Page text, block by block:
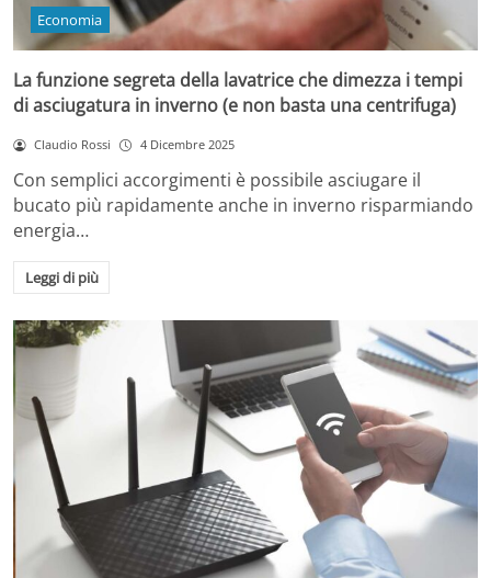
Economia
La funzione segreta della lavatrice che dimezza i tempi
di asciugatura in inverno (e non basta una centrifuga)
Claudio Rossi 4 Dicembre 2025
Con semplici accorgimenti è possibile asciugare il
bucato più rapidamente anche in inverno risparmiando
energia…
Leggi di più